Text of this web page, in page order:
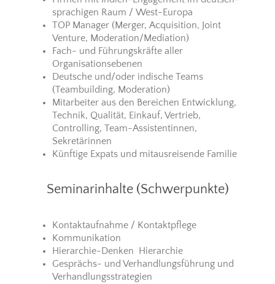
sprachigen Raum / West-Europa
TOP Manager (Merger, Acquisition, Joint
Venture, Moderation/Mediation)
Fach- und Führungskräfte aller
Organisationsebenen
Deutsche und/oder indische Teams
(Teambuilding, Moderation)
Mitarbeiter aus den Bereichen Entwicklung,
Technik, Qualität, Einkauf, Vertrieb,
Controlling, Team-Assistentinnen,
Sekretärinnen
Künftige Expats und mitausreisende Familie
Seminarinhalte (Schwerpunkte)
Kontaktaufnahme / Kontaktpflege
Kommunikation
Hierarchie-Denken Hierarchie
Gesprächs- und Verhandlungsführung und
Verhandlungsstrategien